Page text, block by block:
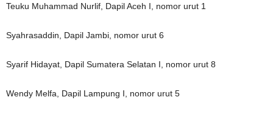
Teuku Muhammad Nurlif, Dapil Aceh I, nomor urut 1
Syahrasaddin, Dapil Jambi, nomor urut 6
Syarif Hidayat, Dapil Sumatera Selatan I, nomor urut 8
Wendy Melfa, Dapil Lampung I, nomor urut 5